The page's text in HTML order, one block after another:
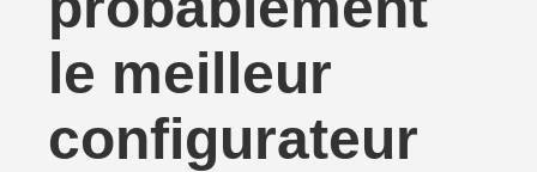
le meilleur
configurateur